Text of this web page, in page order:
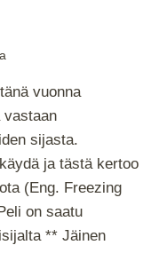
vuonna
vastaan
sijasta.
ja tästä kertoo
(Eng. Freezing
on saatu
** Jäinen